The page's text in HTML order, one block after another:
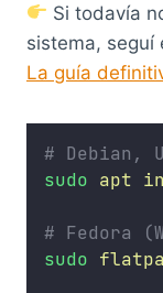
Si todavía
sistema, seguí
La guía
# Debian,
sudo apt
# Fedora
sudo